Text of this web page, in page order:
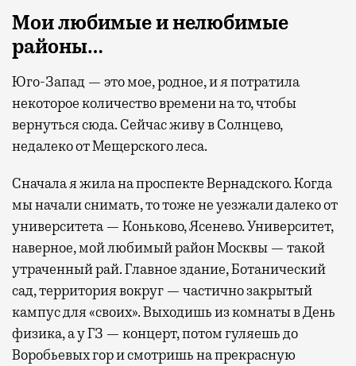
Мои любимые и нелюбимые
районы…
Юго-Запад — это мое, родное, и я потратила
некоторое количество времени на то, чтобы
вернуться сюда. Сейчас живу в Солнцево,
недалеко от Мещерского леса.
Сначала я жила на проспекте Вернадского. Когда
мы начали снимать, то тоже не уезжали далеко от
университета — Коньково, Ясенево. Университет,
наверное, мой любимый район Москвы — такой
утраченный рай. Главное здание, Ботанический
сад, территория вокруг — частично закрытый
кампус для «своих». Выходишь из комнаты в День
физика, а у ГЗ — концерт, потом гуляешь до
Воробьевых гор и смотришь на прекрасную